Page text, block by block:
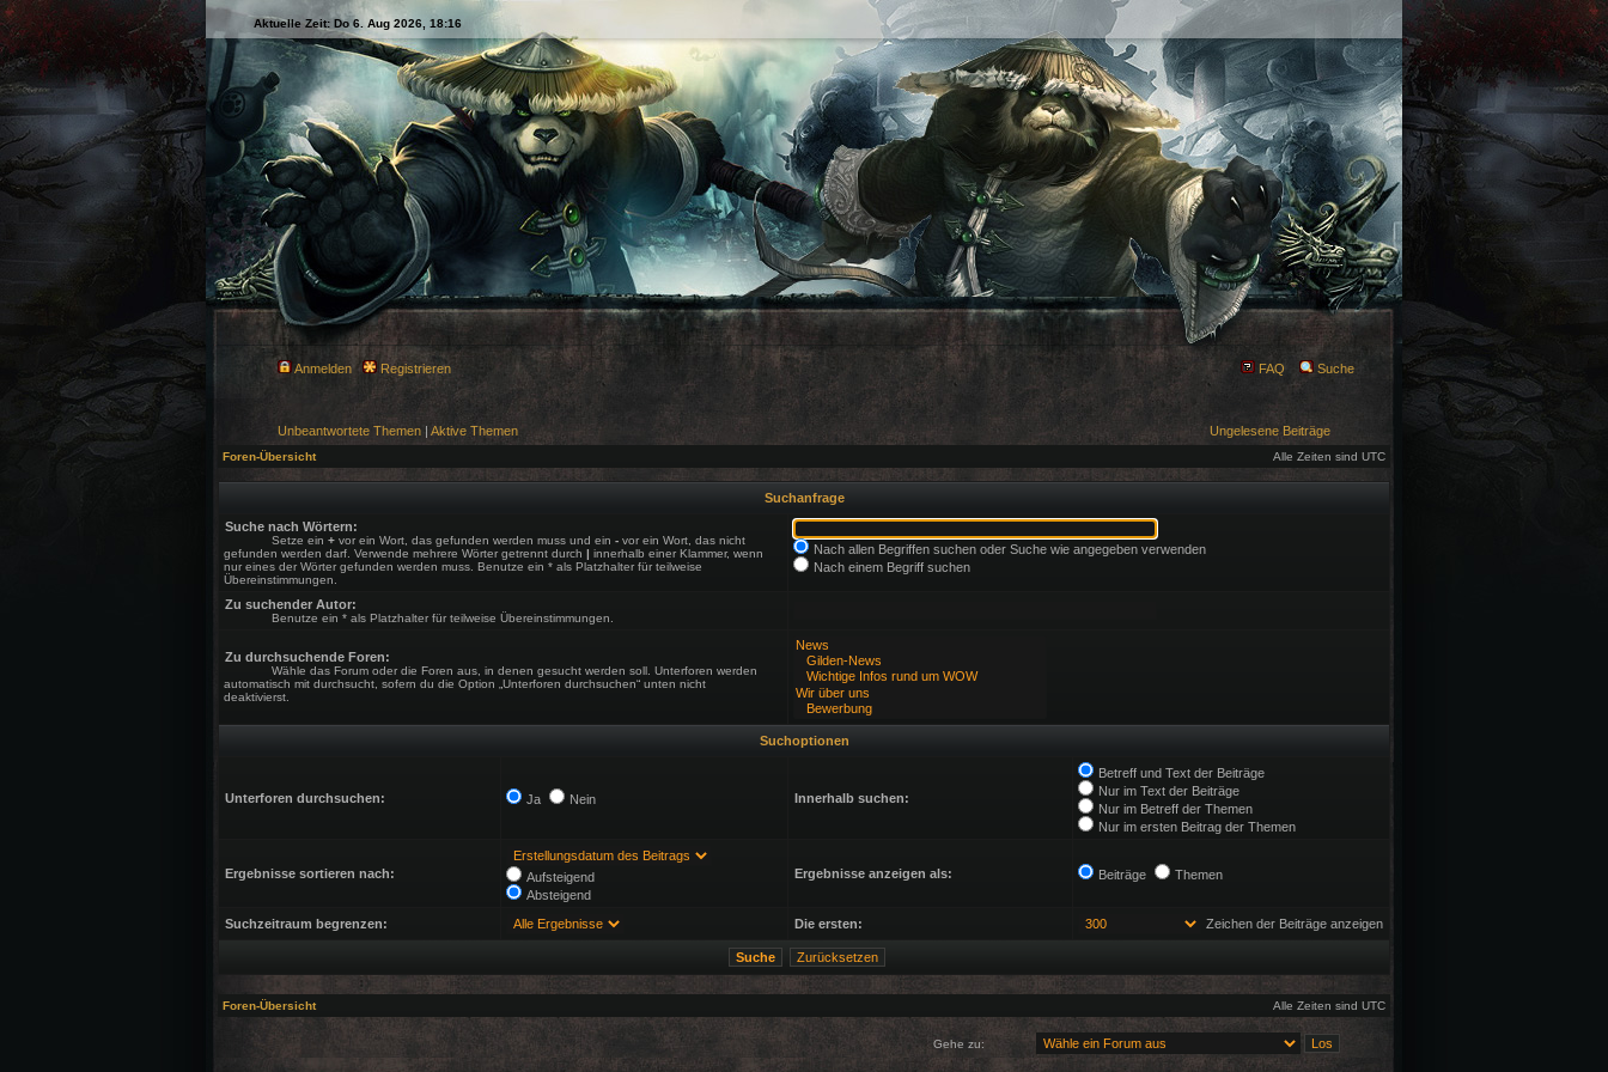
Aktuelle Zeit: Do 6. Aug 2026, 18:16
Anmelden Registrieren FAQ Suche
Unbeantwortete Themen | Aktive Themen Ungelesene Beiträge
Foren-Übersicht Alle Zeiten sind UTC
Suchanfrage
Suche nach Wörtern:
Setze ein + vor ein Wort, das gefunden werden muss und ein - vor ein Wort, das nicht
gefunden werden darf. Verwende mehrere Wörter getrennt durch | innerhalb einer Klammer, wenn
nur eines der Wörter gefunden werden muss. Benutze ein * als Platzhalter für teilweise
Übereinstimmungen.
Nach allen Begriffen suchen oder Suche wie angegeben verwenden
Nach einem Begriff suchen
Zu suchender Autor:
Benutze ein * als Platzhalter für teilweise Übereinstimmungen.
Zu durchsuchende Foren:
Wähle das Forum oder die Foren aus, in denen gesucht werden soll. Unterforen werden
automatisch mit durchsucht, sofern du die Option „Unterforen durchsuchen“ unten nicht
deaktivierst.
Suchoptionen
Unterforen durchsuchen: Ja Nein Innerhalb suchen:
Betreff und Text der Beiträge
Nur im Text der Beiträge
Nur im Betreff der Themen
Nur im ersten Beitrag der Themen
Ergebnisse sortieren nach:
Aufsteigend
Absteigend
Ergebnisse anzeigen als: Beiträge Themen
Suchzeitraum begrenzen: Die ersten: Zeichen der Beiträge anzeigen
Foren-Übersicht Alle Zeiten sind UTC
Gehe zu: